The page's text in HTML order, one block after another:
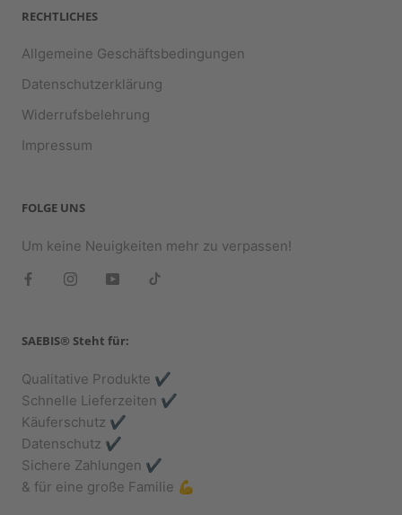
RECHTLICHES
Allgemeine Geschäftsbedingungen
Datenschutzerklärung
Widerrufsbelehrung
Impressum
FOLGE UNS
Um keine Neuigkeiten mehr zu verpassen!
SAEBIS® Steht für:
Qualitative Produkte ✔️
Schnelle Lieferzeiten ✔️
Käuferschutz ✔️
Datenschutz ✔️
Sichere Zahlungen ✔️
& für eine große Familie 💪